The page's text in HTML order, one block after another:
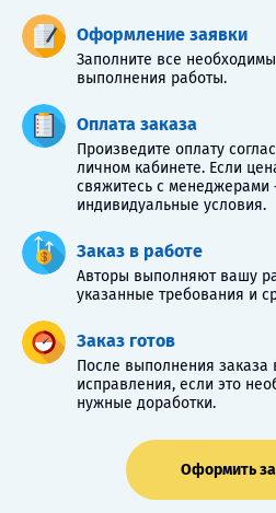
Оформление заявки
Заполните все
выполнения работы.
Оплата заказа
Произведите оплату
личном кабинете. Если
свяжитесь с
индивидуальные условия.
Заказ в работе
Авторы выполняют вашу
указанные требования и
Заказ готов
После выполнения заказа
исправления, если это
нужные доработки.
Оформить